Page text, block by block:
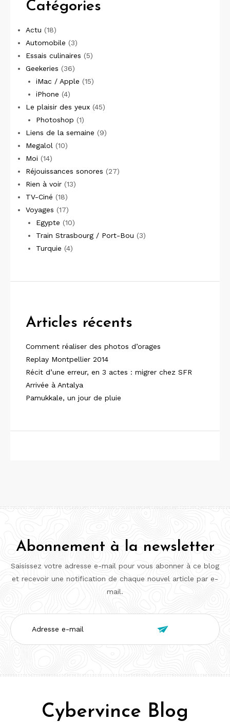
Catégories
Actu (18)
Automobile (3)
Essais culinaires (5)
Geekeries (36)
iMac / Apple (15)
iPhone (4)
Le plaisir des yeux (45)
Photoshop (1)
Liens de la semaine (9)
Megalol (10)
Moi (14)
Réjouissances sonores (27)
Rien à voir (13)
TV-Ciné (18)
Voyages (17)
Egypte (10)
Train Strasbourg / Port-Bou (3)
Turquie (4)
Articles récents
Comment réaliser des photos d’orages
Replay Montpellier 2014
Récit d’une erreur, en 3 actes : migrer chez SFR
Arrivée à Antalya
Pamukkale, un jour de pluie
Abonnement à la newsletter
Saisissez votre adresse e-mail pour vous abonner à ce blog
et recevoir une notification de chaque nouvel article par e-
mail.
Adresse
e-
mail

Cybervince Blog